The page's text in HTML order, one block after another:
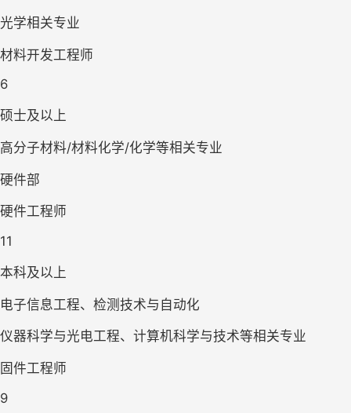
光学相关专业
材料开发工程师
6
硕士及以上
高分子材料/材料化学/化学等相关专业
硬件部
硬件工程师
11
本科及以上
电子信息工程、检测技术与自动化
仪器科学与光电工程、计算机科学与技术等相关专业
固件工程师
9